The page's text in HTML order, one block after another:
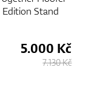
Stand
5.000 Kč
7.130 Kč